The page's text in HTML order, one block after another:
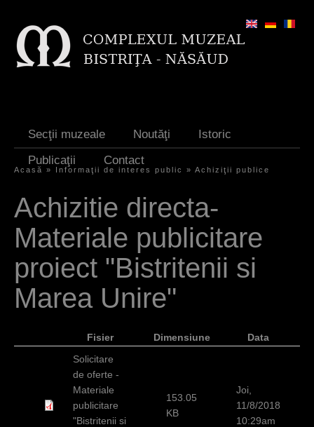
Secţii muzeale Noutăţi
Istoric
Publicaţii
Contact
ş
t
i
a
i
i
Acasă » Informaţii de interes public » Achiziţii publice
Achizitie directa-
Materiale publicitare
proiect "Bistritenii si
Marea Unire"
Fisier Dimensiune
Data
Solicitare
de oferte -
Materiale
publicitare
"Bistritenii si
153.05
KB
Joi,
11/8/2018
10:29am